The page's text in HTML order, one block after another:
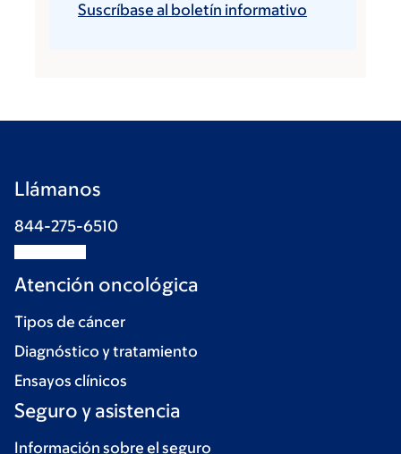
Suscríbase al boletín informativo
Llámanos
844-275-6510
Atención oncológica
Tipos de cáncer
Diagnóstico y tratamiento
Ensayos clínicos
Seguro y asistencia
Información sobre el seguro